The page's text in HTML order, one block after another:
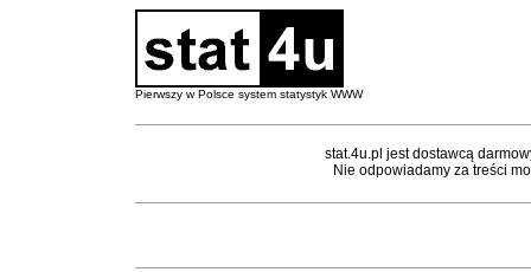
Pierwszy w Polsce system statystyk WWW
stat.4u.pl jest dostawcą
Nie odpowiadamy za treści